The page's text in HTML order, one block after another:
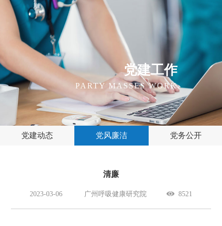
党建工作
PARTY MASSES WORK
党建动态 党风廉洁 党务公开
清廉
2023-03-06 广州呼吸健康研究院 8521